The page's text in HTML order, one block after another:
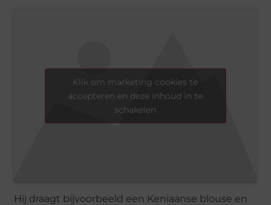
Klik om marketing cookies te
accepteren en deze inhoud in te
schakelen
Hij draagt bijvoorbeeld een Keniaanse blouse en